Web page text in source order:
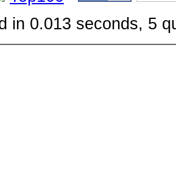
in 0.013 seconds, 5